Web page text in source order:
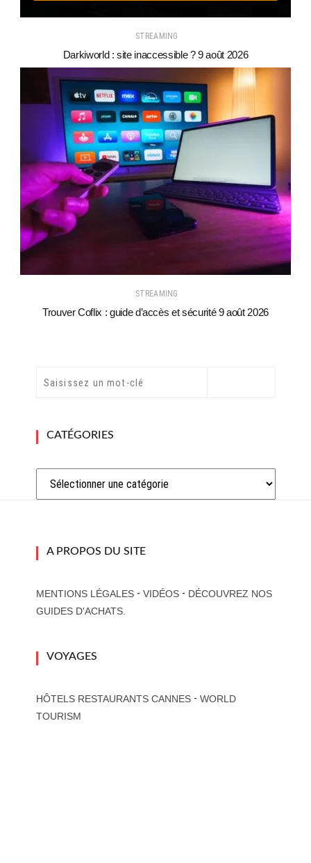
STREAMING
Darkiworld : site inaccessible ? 9 août 2026
STREAMING
Trouver Coflix : guide d’accès et sécurité 9 août 2026
CATÉGORIES
A PROPOS DU SITE
MENTIONS LÉGALES- VIDÉOS- DÉCOUVREZ NOS
GUIDES D'ACHATS.
VOYAGES
HÔTELS RESTAURANTS CANNES- WORLD
TOURISM